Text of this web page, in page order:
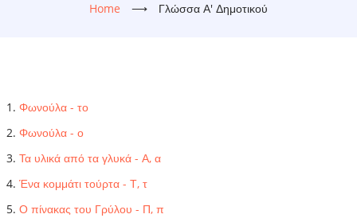
Home ⟶ Γλώσσα Α' Δημοτικού
Φωνούλα - το
Φωνούλα - ο
Τα υλικά από τα γλυκά - Α, α
Ένα κομμάτι τούρτα - Τ, τ
Ο πίνακας του Γρύλου - Π, π